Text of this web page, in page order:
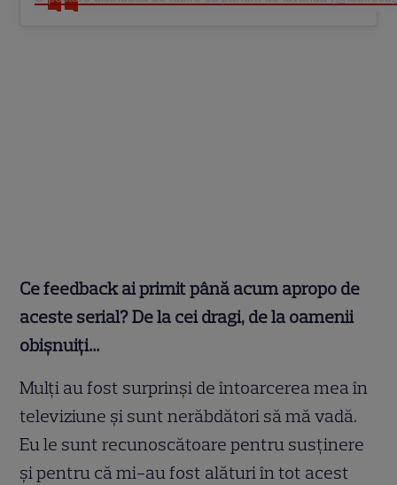
Ce feedback ai primit până acum apropo de
aceste serial? De la cei dragi, de la oamenii
obișnuiți…
Mulţi au fost surprinşi de întoarcerea mea în
televiziune şi sunt nerăbdători să mă vadă.
Eu le sunt recunoscătoare pentru susţinere
şi pentru că mi-au fost alături în tot acest